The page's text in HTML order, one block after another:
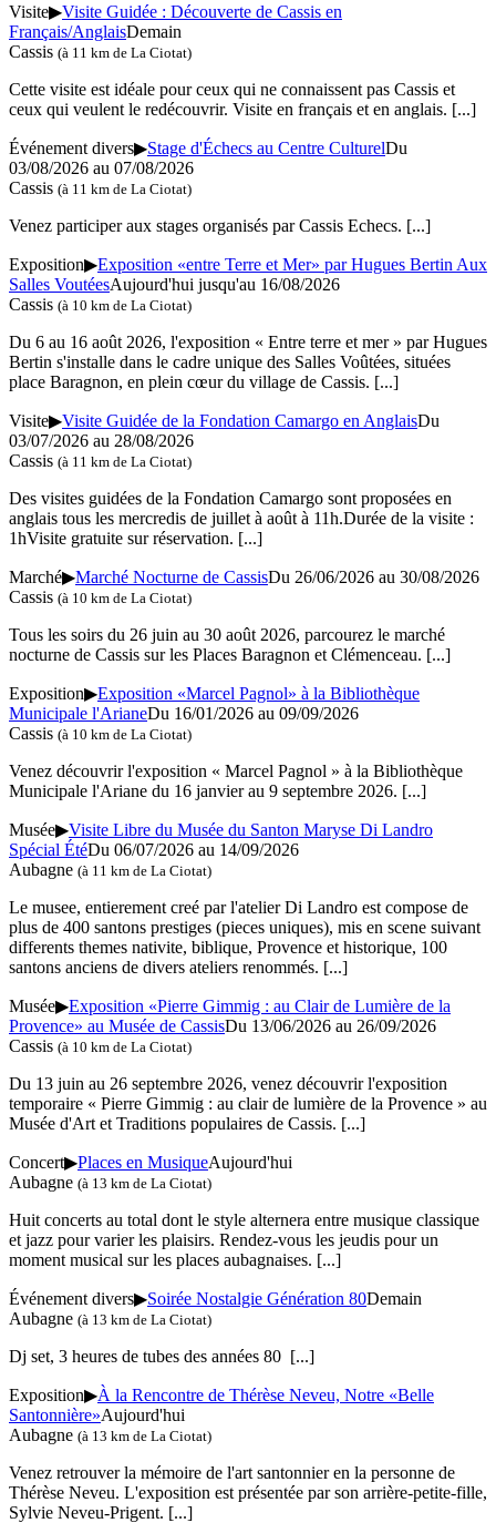
Visite▶Visite Guidée : Découverte de Cassis en
Français/AnglaisDemain
Cassis (à 11 km de La Ciotat)
Cette visite est idéale pour ceux qui ne connaissent pas Cassis et
ceux qui veulent le redécouvrir. Visite en français et en anglais. [...]
Événement divers▶Stage d'Échecs au Centre CulturelDu
03/08/2026 au 07/08/2026
Cassis (à 11 km de La Ciotat)
Venez participer aux stages organisés par Cassis Echecs. [...]
Exposition▶Exposition «entre Terre et Mer» par Hugues Bertin Aux
Salles VoutéesAujourd'hui jusqu'au 16/08/2026
Cassis (à 10 km de La Ciotat)
Du 6 au 16 août 2026, l'exposition « Entre terre et mer » par Hugues
Bertin s'installe dans le cadre unique des Salles Voûtées, situées
place Baragnon, en plein cœur du village de Cassis. [...]
Visite▶Visite Guidée de la Fondation Camargo en AnglaisDu
03/07/2026 au 28/08/2026
Cassis (à 11 km de La Ciotat)
Des visites guidées de la Fondation Camargo sont proposées en
anglais tous les mercredis de juillet à août à 11h.Durée de la visite :
1hVisite gratuite sur réservation. [...]
Marché▶Marché Nocturne de CassisDu 26/06/2026 au 30/08/2026
Cassis (à 10 km de La Ciotat)
Tous les soirs du 26 juin au 30 août 2026, parcourez le marché
nocturne de Cassis sur les Places Baragnon et Clémenceau. [...]
Exposition▶Exposition «Marcel Pagnol» à la Bibliothèque
Municipale l'ArianeDu 16/01/2026 au 09/09/2026
Cassis (à 10 km de La Ciotat)
Venez découvrir l'exposition « Marcel Pagnol » à la Bibliothèque
Municipale l'Ariane du 16 janvier au 9 septembre 2026. [...]
Musée▶Visite Libre du Musée du Santon Maryse Di Landro
Spécial ÉtéDu 06/07/2026 au 14/09/2026
Aubagne (à 11 km de La Ciotat)
Le musee, entierement creé par l'atelier Di Landro est compose de
plus de 400 santons prestiges (pieces uniques), mis en scene suivant
differents themes nativite, biblique, Provence et historique, 100
santons anciens de divers ateliers renommés. [...]
Musée▶Exposition «Pierre Gimmig : au Clair de Lumière de la
Provence» au Musée de CassisDu 13/06/2026 au 26/09/2026
Cassis (à 10 km de La Ciotat)
Du 13 juin au 26 septembre 2026, venez découvrir l'exposition
temporaire « Pierre Gimmig : au clair de lumière de la Provence » au
Musée d'Art et Traditions populaires de Cassis. [...]
Concert▶Places en MusiqueAujourd'hui
Aubagne (à 13 km de La Ciotat)
Huit concerts au total dont le style alternera entre musique classique
et jazz pour varier les plaisirs. Rendez-vous les jeudis pour un
moment musical sur les places aubagnaises. [...]
Événement divers▶Soirée Nostalgie Génération 80Demain
Aubagne (à 13 km de La Ciotat)
Dj set, 3 heures de tubes des années 80 [...]
Exposition▶À la Rencontre de Thérèse Neveu, Notre «Belle
Santonnière»Aujourd'hui
Aubagne (à 13 km de La Ciotat)
Venez retrouver la mémoire de l'art santonnier en la personne de
Thérèse Neveu. L'exposition est présentée par son arrière-petite-fille,
Sylvie Neveu-Prigent. [...]